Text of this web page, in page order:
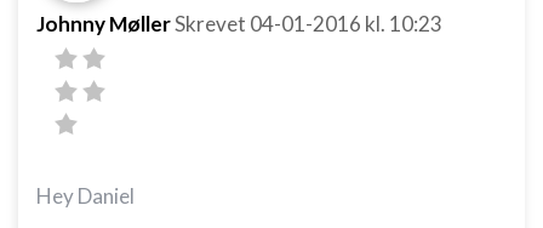
Johnny MøllerSkrevet 04-01-2016 kl. 10:23
Hey Daniel